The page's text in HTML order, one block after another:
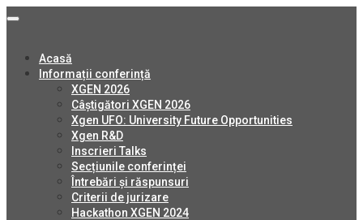
Acasă
Informații conferință
XGEN 2026
Câștigători XGEN 2026
Xgen UFO: University Future Opportunities
Xgen R&D
Inscrieri Talks
Secțiunile conferinței
Întrebări și răspunsuri
Criterii de jurizare
Hackathon XGEN 2024